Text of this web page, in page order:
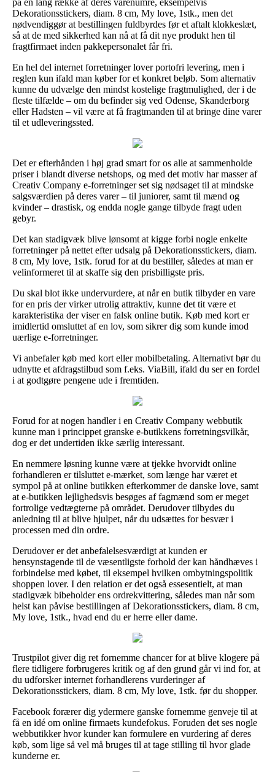
Dekorationsstickers, diam. 8 cm, My love, 1stk., men det
nødvendiggør at bestillingen fuldbyrdes før et aftalt klokkeslæt,
så at de med sikkerhed kan nå at få dit nye produkt hen til
fragtfirmaet inden pakkepersonalet får fri.
En hel del internet forretninger lover portofri levering, men i
reglen kun ifald man køber for et konkret beløb. Som alternativ
kunne du udvælge den mindst kostelige fragtmulighed, der i de
fleste tilfælde – om du befinder sig ved Odense, Skanderborg
eller Hadsten – vil være at få fragtmanden til at bringe dine varer
til et udleveringssted.
Det er efterhånden i høj grad smart for os alle at sammenholde
priser i blandt diverse netshops, og med det motiv har masser af
Creativ Company e-forretninger set sig nødsaget til at mindske
salgsværdien på deres varer – til juniorer, samt til mænd og
kvinder – drastisk, og endda nogle gange tilbyde fragt uden
gebyr.
Det kan stadigvæk blive lønsomt at kigge forbi nogle enkelte
forretninger på nettet efter udsalg på Dekorationsstickers, diam.
8 cm, My love, 1stk. forud for at du bestiller, således at man er
velinformeret til at skaffe sig den prisbilligste pris.
Du skal blot ikke undervurdere, at når en butik tilbyder en vare
for en pris der virker utrolig attraktiv, kunne det tit være et
karakteristika der viser en falsk online butik. Køb med kort er
imidlertid omsluttet af en lov, som sikrer dig som kunde imod
uærlige e-forretninger.
Vi anbefaler køb med kort eller mobilbetaling. Alternativt bør du
udnytte et afdragstilbud som f.eks. ViaBill, ifald du ser en fordel
i at godtgøre pengene ude i fremtiden.
Forud for at nogen handler i en Creativ Company webbutik
kunne man i princippet granske e-butikkens forretningsvilkår,
dog er det undertiden ikke særlig interessant.
En nemmere løsning kunne være at tjekke hvorvidt online
forhandleren er tilsluttet e-mærket, som længe har været et
sympol på at online butikken efterkommer de danske love, samt
at e-butikken lejlighedsvis besøges af fagmænd som er meget
fortrolige vedtægterne på området. Derudover tilbydes du
anledning til at blive hjulpet, når du udsættes for besvær i
processen med din ordre.
Derudover er det anbefalelsesværdigt at kunden er
hensynstagende til de væsentligste forhold der kan håndhæves i
forbindelse med købet, til eksempel hvilken ombytningspolitik
shoppen lover. I den relation er det også essesentielt, at man
stadigvæk bibeholder ens ordrekvittering, således man når som
helst kan påvise bestillingen af Dekorationsstickers, diam. 8 cm,
My love, 1stk., hvad end du er herre eller dame.
Trustpilot giver dig ret fornemme chancer for at blive klogere på
flere tidligere forbrugeres kritik og af den grund går vi ind for, at
du udforsker internet forhandlerens vurderinger af
Dekorationsstickers, diam. 8 cm, My love, 1stk. før du shopper.
Facebook forærer dig ydermere ganske fornemme genveje til at
få en idé om online firmaets kundefokus. Foruden det ses nogle
webbutikker hvor kunder kan formulere en vurdering af deres
køb, som lige så vel må bruges til at tage stilling til hvor glade
kunderne er.